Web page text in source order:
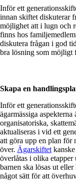
Inför ett
innan skiftet diskuterar
möjlighet att i lugn och
finns hos
diskutera frågan i god
bra lösning som möjligt
Skapa en
Inför ett
ägarmässiga
organisatoriska,
aktualiseras i vid ett
att göra upp en plan för
över. Ägarskiftet
överlåtas i olika
barnen ska lösas ut
något sätt för att